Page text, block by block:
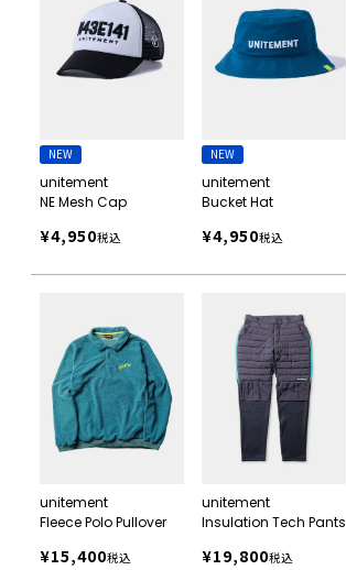
NEW
unitement
NE Mesh Cap
¥4,950税込
NEW
unitement
Bucket Hat
¥4,950税込
unitement
Fleece Polo Pullover
¥15,400税込
unitement
Insulation Tech Pants
¥19,800税込